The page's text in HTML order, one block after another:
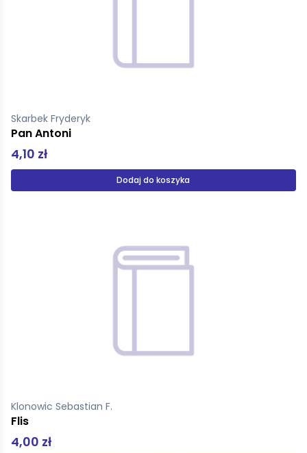
Skarbek Fryderyk
Pan Antoni
4,10 zł
Dodaj do koszyka
Klonowic Sebastian F.
Flis
4,00 zł